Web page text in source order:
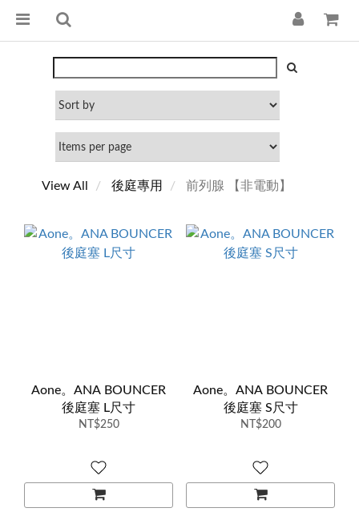
View All 後庭專用 前列腺 【非電動】
Aone。ANA BOUNCER
後庭塞 L尺寸
NT$250
Aone。ANA BOUNCER
後庭塞 S尺寸
NT$200